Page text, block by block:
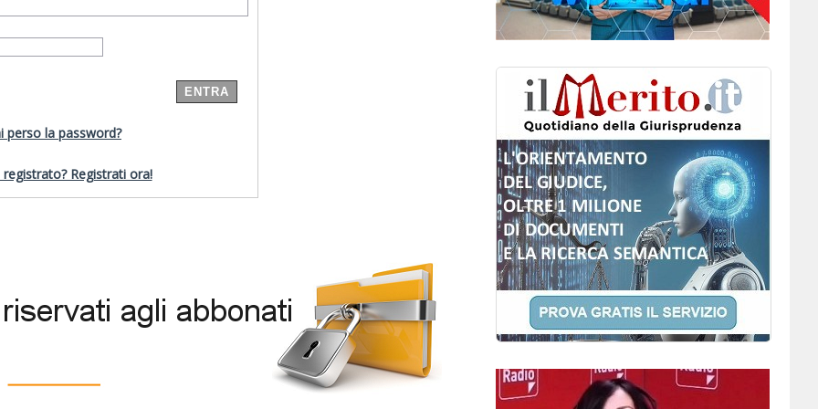
perso la password?
Registrati ora!